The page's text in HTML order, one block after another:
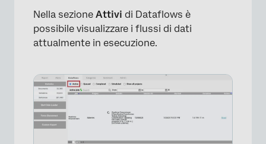
Nella sezione Attivi di Dataflows è
possibile visualizzare i flussi di dati
attualmente in esecuzione.